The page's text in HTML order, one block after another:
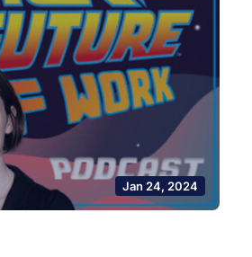
Jan 24, 2024